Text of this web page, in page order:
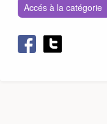
Accés à la catégorie